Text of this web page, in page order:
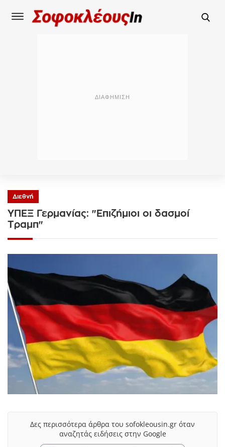
Διεθνή
YΠΕΞ Γερμανίας: "Επιζήμιοι οι δασμοί
Τραμπ"
Δες περισσότερα άρθρα του sofokleousin.gr όταν
αναζητάς ειδήσεις στην Google